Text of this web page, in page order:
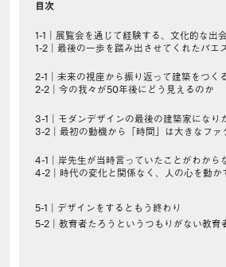
目次
1-1｜展覧会を通じて経験する、文化的な出
1-2｜最後の一歩を踏み出させてくれたパエ
2-1｜未来の視座から振り返って建築をつく
2-2｜今の我々が50年後にどう見えるのか
3-1｜モダンデザインの最後の建築家になり
3-2｜最初の動機から「時間」は大きなファ
4-1｜岸先生が当時言っていたことがわから
4-2｜時代の変化と関係なく、人の心を動か
5-1｜デザインをするともう終わり
5-2｜教育者たろうというつもりがない教育